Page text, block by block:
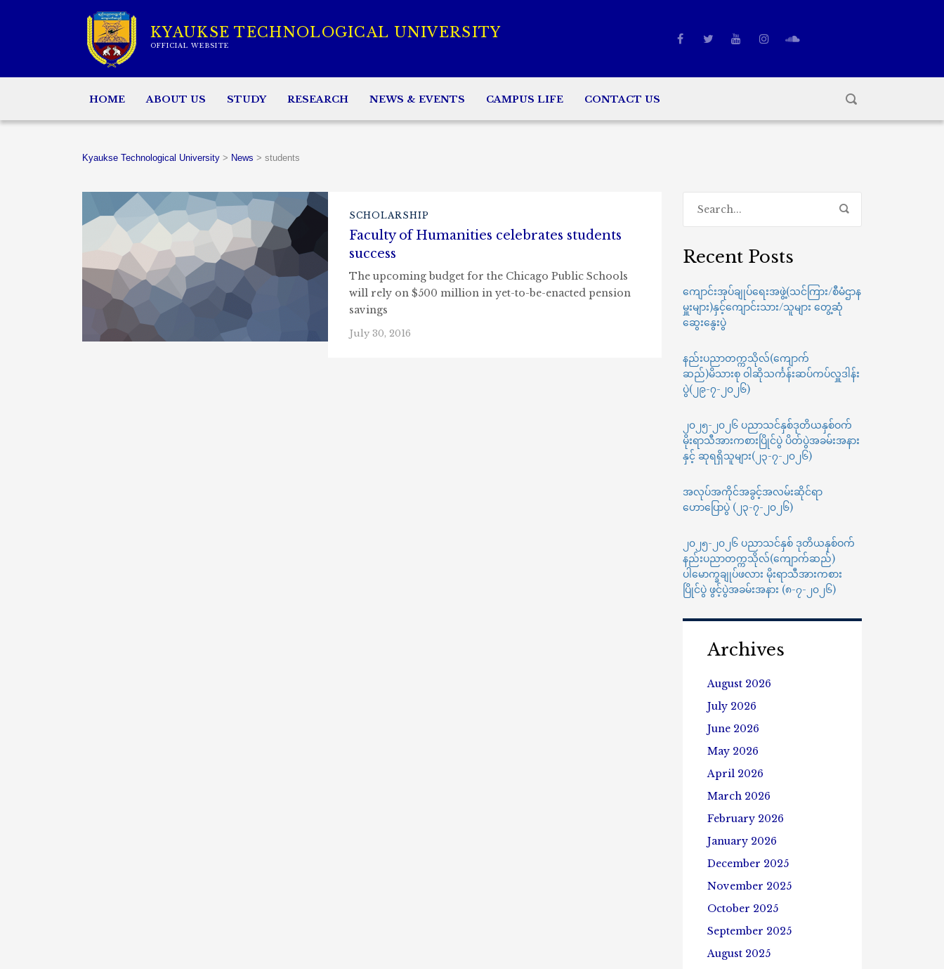
KYAUKSE TECHNOLOGICAL UNIVERSITY
OFFICIAL WEBSITE
HOME ABOUT US STUDY RESEARCH NEWS & EVENTS CAMPUS LIFE CONTACT US
Kyaukse Technological University > News > students
SCHOLARSHIP
Faculty of Humanities celebrates students
success
The upcoming budget for the Chicago Public Schools
will rely on $500 million in yet-to-be-enacted pension
savings
July 30, 2016
Recent Posts
ကျောင်းအုပ်ချုပ်ရေးအဖွဲ့(သင်ကြား/စီမံဌာန
မှူးများ)နှင့်ကျောင်းသား/သူများ တွေ့ဆုံ
ဆွေးနွေးပွဲ
နည်းပညာတက္ကသိုလ်(ကျောက်
ဆည်)မိသားစု ဝါဆိုသင်္ကန်းဆပ်ကပ်လှူဒါန်း
ပွဲ(၂၉-၇-၂၀၂၆)
၂၀၂၅-၂၀၂၆ ပညာသင်နှစ်ဒုတိယနှစ်ဝက်
မိုးရာသီအားကစားပြိုင်ပွဲ ပိတ်ပွဲအခမ်းအနား
နှင့် ဆုရရှိသူများ(၂၃-၇-၂၀၂၆)
အလုပ်အကိုင်အခွင့်အလမ်းဆိုင်ရာ
ဟောပြောပွဲ (၂၃-၇-၂၀၂၆)
၂၀၂၅-၂၀၂၆ ပညာသင်နှစ် ဒုတိယနှစ်ဝက်
နည်းပညာတက္ကသိုလ်(ကျောက်ဆည်)
ပါမောက္ခချုပ်ဖလား မိုးရာသီအားကစား
ပြိုင်ပွဲ ဖွင့်ပွဲအခမ်းအနား (၈-၇-၂၀၂၆)
Archives
August 2026
July 2026
June 2026
May 2026
April 2026
March 2026
February 2026
January 2026
December 2025
November 2025
October 2025
September 2025
August 2025